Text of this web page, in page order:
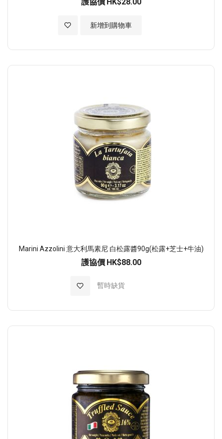
新增到購物車
加入至願望清單
Marini Azzolini 意大利馬素尼 白松露醬90g(松露+芝士+牛油)
護協價 HK$88.00
暫時缺貨
加入至願望清單